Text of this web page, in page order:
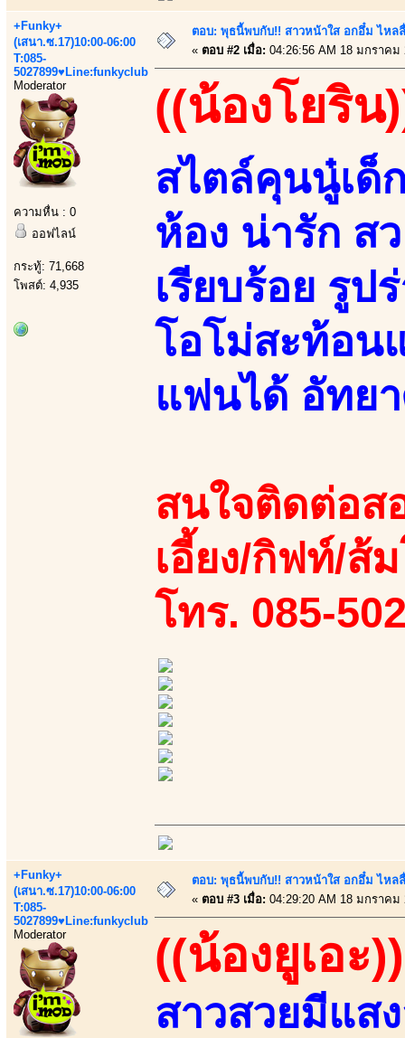
+Funky+
(เสนา.ซ.17)10:00-06:00
T:085-
5027899♥Line:funkyclub
Moderator
ความหื่น : 0
ออฟไลน์
กระทู้: 71,668
โพสต์: 4,935
ตอบ: พุธนี้พบกับ!! สาวหน้าใส อกอึ๋ม ไหล
« ตอบ #2 เมื่อ: 04:26:56 AM 18 มกราคม
((น้องโยริน
สไตล์คุนนู๋เด็
ห้อง น่ารัก ส
เรียบร้อย รูป
โอโม่สะท้อน
แฟนได้ อัทย
สนใจติดต่อส
เอี้ยง/กิฟท์/ส้
โทร. 085-
+Funky+
(เสนา.ซ.17)10:00-06:00
T:085-
5027899♥Line:funkyclub
Moderator
ตอบ: พุธนี้พบกับ!! สาวหน้าใส อกอึ๋ม ไหล
« ตอบ #3 เมื่อ: 04:29:20 AM 18 มกราคม
((น้องยูเอะ))
สาวสวยมีแส